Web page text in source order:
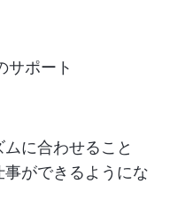
サポート
に合わせること
ができるようにな